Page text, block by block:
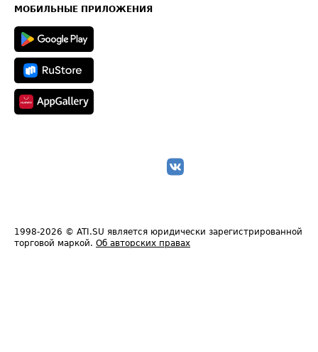
Техническая информация
МОБИЛЬНЫЕ ПРИЛОЖЕНИЯ
1998-2026 © ATI.SU является юридически зарегистрированной
торговой маркой. Об авторских правах